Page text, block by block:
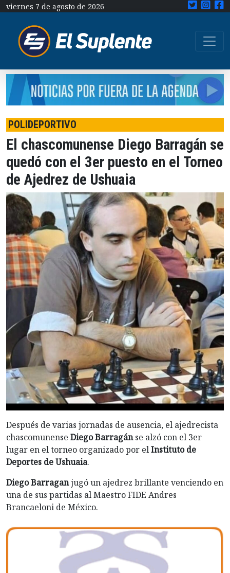
viernes 7 de agosto de 2026
POLIDEPORTIVO
El chascomunense Diego Barragán se
quedó con el 3er puesto en el Torneo
de Ajedrez de Ushuaia
Después de varias jornadas de ausencia, el ajedrecista
chascomunense Diego Barragánse alzó con el 3er
lugar en el torneo organizado por elInstituto de
Deportes de Ushuaia.
Diego Barraganjugó un ajedrez brillante venciendo en
una de sus partidas al Maestro FIDE Andres
Brancaeloni de México.